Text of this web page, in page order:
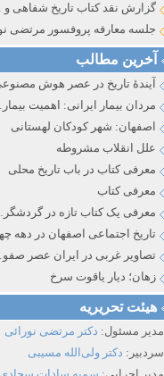
گزارش
آخرین مطالب
آیندهٔ تاریخ در عصر هوش
مردان
اصفهان: شهر کودکان لهستانی
علل انقلاب مشروطه
معرفی کتاب در باب تاریخ محلی
معرفی کتاب
معرفی
زهان؛ دیار یاقوت سرخ
هیئت تحریریه
مدیر مسئول: دکتر مرتضی نورائی
سردبیر: دکتر ولی‌الله مسیبی